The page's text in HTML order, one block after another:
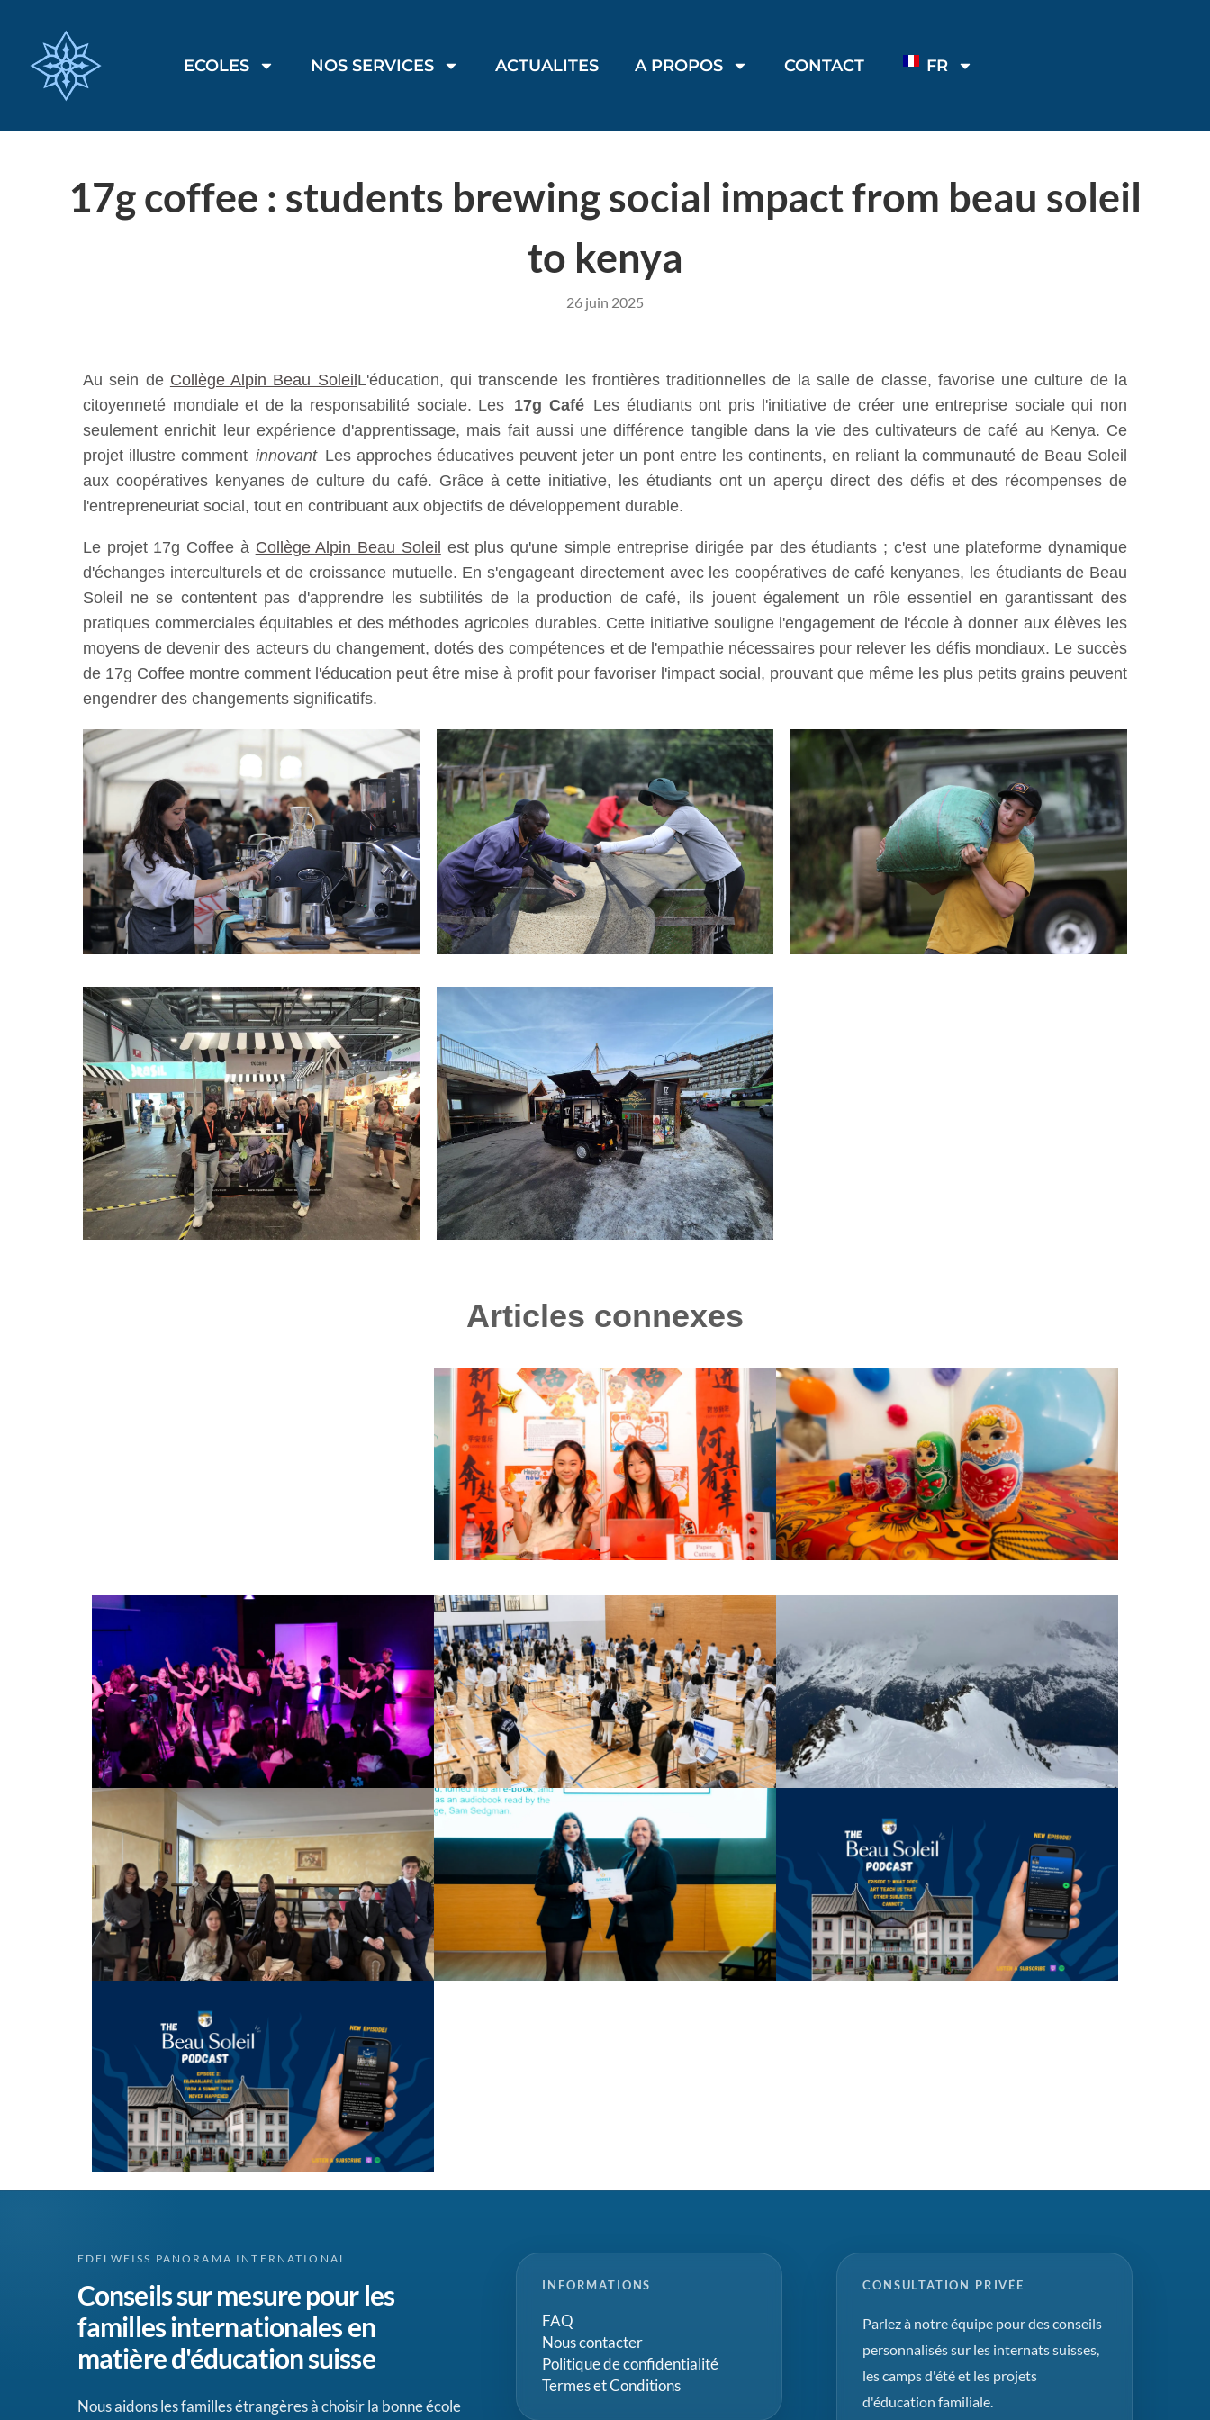
ECOLES NOS SERVICES ACTUALITES A PROPOS CONTACT FR
17g coffee : students brewing social impact from beau soleil
to kenya
26 juin 2025
Au sein de Collège Alpin Beau SoleilL'éducation, qui transcende les frontières traditionnelles de la salle de classe, favorise une culture de la
citoyenneté mondiale et de la responsabilité sociale. Les 17g Café Les étudiants ont pris l'initiative de créer une entreprise sociale qui non
seulement enrichit leur expérience d'apprentissage, mais fait aussi une différence tangible dans la vie des cultivateurs de café au Kenya. Ce
projet illustre comment innovant Les approches éducatives peuvent jeter un pont entre les continents, en reliant la communauté de Beau Soleil
aux coopératives kenyanes de culture du café. Grâce à cette initiative, les étudiants ont un aperçu direct des défis et des récompenses de
l'entrepreneuriat social, tout en contribuant aux objectifs de développement durable.
Le projet 17g Coffee à Collège Alpin Beau Soleil est plus qu'une simple entreprise dirigée par des étudiants ; c'est une plateforme dynamique
d'échanges interculturels et de croissance mutuelle. En s'engageant directement avec les coopératives de café kenyanes, les étudiants de Beau
Soleil ne se contentent pas d'apprendre les subtilités de la production de café, ils jouent également un rôle essentiel en garantissant des
pratiques commerciales équitables et des méthodes agricoles durables. Cette initiative souligne l'engagement de l'école à donner aux élèves les
moyens de devenir des acteurs du changement, dotés des compétences et de l'empathie nécessaires pour relever les défis mondiaux. Le succès
de 17g Coffee montre comment l'éducation peut être mise à profit pour favoriser l'impact social, prouvant que même les plus petits grains peuvent
engendrer des changements significatifs.
Articles connexes
EDELWEISS PANORAMA INTERNATIONAL
Conseils sur mesure pour les
familles internationales en
matière d'éducation suisse
Nous aidons les familles étrangères à choisir la bonne école
INFORMATIONS
FAQ
Nous contacter
Politique de confidentialité
Termes et Conditions
CONSULTATION PRIVÉE
Parlez à notre équipe pour des conseils
personnalisés sur les internats suisses,
les camps d'été et les projets
d'éducation familiale.